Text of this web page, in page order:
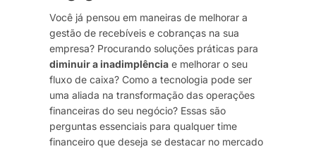
Você já pensou em maneiras de melhorar a
gestão de recebíveis e cobranças na sua
empresa? Procurando soluções práticas para
diminuir a inadimplência e melhorar o seu
fluxo de caixa? Como a tecnologia pode ser
uma aliada na transformação das operações
financeiras do seu negócio? Essas são
perguntas essenciais para qualquer time
financeiro que deseja se destacar no mercado